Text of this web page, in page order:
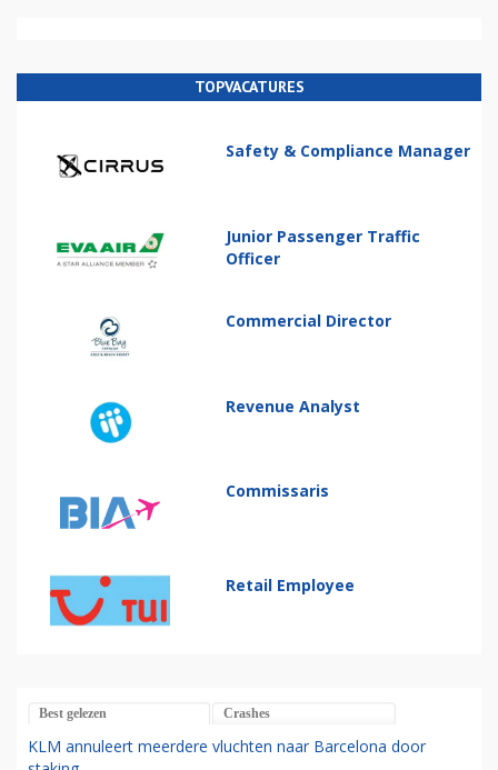
TOPVACATURES
Safety & Compliance Manager
Junior Passenger Traffic
Officer
Commercial Director
Revenue Analyst
Commissaris
Retail Employee
Best gelezen Crashes
KLM annuleert meerdere vluchten naar Barcelona door